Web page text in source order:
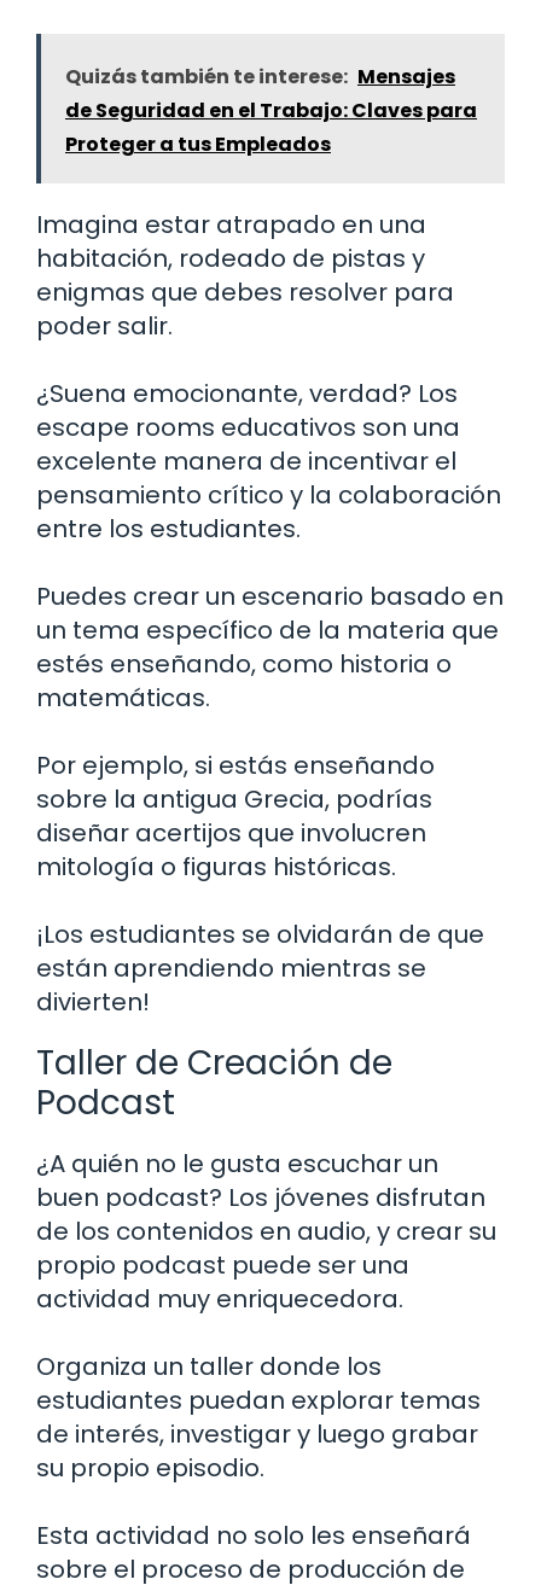
Quizás también te interese: Mensajes
de Seguridad en el Trabajo: Claves para
Proteger a tus Empleados
Imagina estar atrapado en una
habitación, rodeado de pistas y
enigmas que debes resolver para
poder salir.
¿Suena emocionante, verdad? Los
escape rooms educativos son una
excelente manera de incentivar el
pensamiento crítico y la colaboración
entre los estudiantes.
Puedes crear un escenario basado en
un tema específico de la materia que
estés enseñando, como historia o
matemáticas.
Por ejemplo, si estás enseñando
sobre la antigua Grecia, podrías
diseñar acertijos que involucren
mitología o figuras históricas.
¡Los estudiantes se olvidarán de que
están aprendiendo mientras se
divierten!
Taller de Creación de
Podcast
¿A quién no le gusta escuchar un
buen podcast? Los jóvenes disfrutan
de los contenidos en audio, y crear su
propio podcast puede ser una
actividad muy enriquecedora.
Organiza un taller donde los
estudiantes puedan explorar temas
de interés, investigar y luego grabar
su propio episodio.
Esta actividad no solo les enseñará
sobre el proceso de producción de